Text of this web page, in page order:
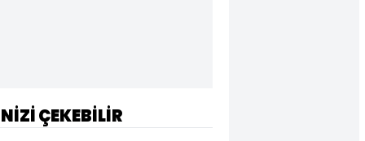
ÇEKEBİLİR